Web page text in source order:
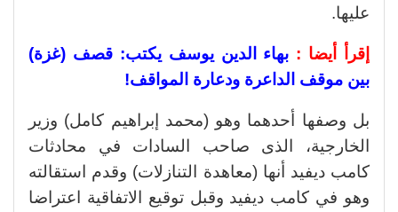
عليها.
إقرأ أيضا : بهاء الدين يوسف يكتب: قصف (غزة)
بين موقف الداعرة ودعارة المواقف!
بل وصفها أحدهما وهو (محمد إبراهيم كامل) وزير
الخارجية، الذى صاحب السادات في محادثات
كامب ديفيد أنها (معاهدة التنازلات) وقدم استقالته
وهو في كامب ديفيد وقبل توقيع الاتفاقية اعتراضا